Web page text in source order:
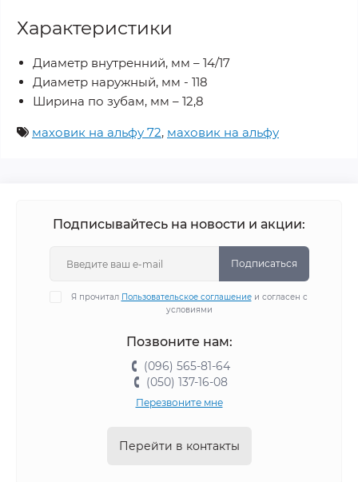
Характеристики
Диаметр внутренний, мм – 14/17
Диаметр наружный, мм - 118
Ширина по зубам, мм – 12,8
маховик на альфу 72, маховик на альфу
Подписывайтесь на новости и акции:
Подписаться
Я прочитал Пользовательское соглашениеи согласен с
условиями
Позвоните нам:
(096) 565-81-64
(050) 137-16-08
Перезвоните мне
Перейти в контакты